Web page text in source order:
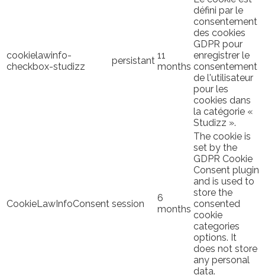
cookielawinfo-
checkbox-studizz
persistant 11
months
défini par le
consentement
des cookies
GDPR pour
enregistrer le
consentement
de l'utilisateur
pour les
cookies dans
la catégorie «
Studizz ».
CookieLawInfoConsent session
6
months
The cookie is
set by the
GDPR Cookie
Consent plugin
and is used to
store the
consented
cookie
categories
options. It
does not store
any personal
data.